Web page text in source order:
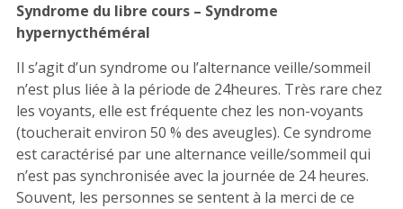
Syndrome du libre cours – Syndrome
hypernycthéméral
Il s’agit d’un syndrome ou l’alternance veille/sommeil
n’est plus liée à la période de 24heures. Très rare chez
les voyants, elle est fréquente chez les non-voyants
(toucherait environ 50 % des aveugles). Ce syndrome
est caractérisé par une alternance veille/sommeil qui
n’est pas synchronisée avec la journée de 24 heures.
Souvent, les personnes se sentent à la merci de ce